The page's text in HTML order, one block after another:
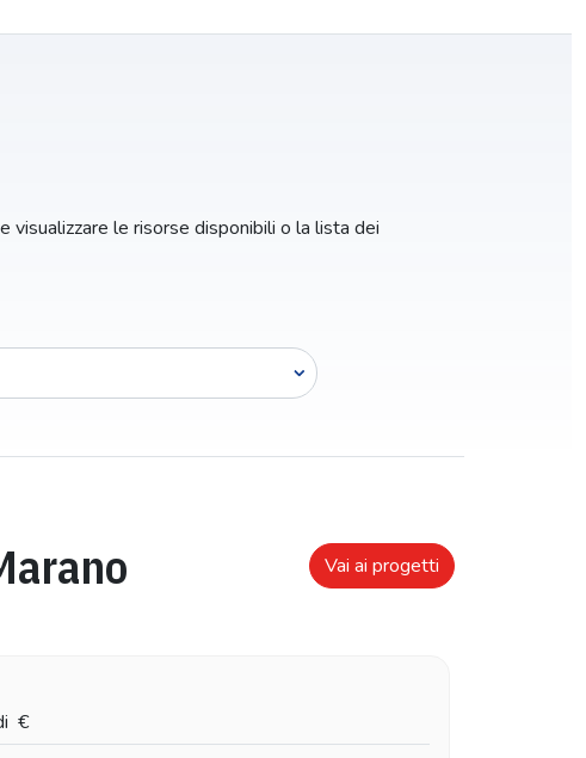
le risorse disponibili o la lista dei
Vai ai progetti
€